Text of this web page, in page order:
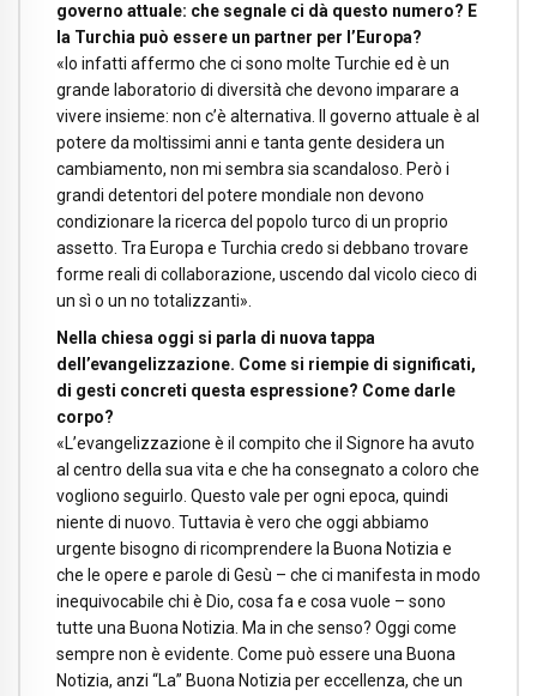
governo attuale: che segnale ci dà questo numero? E
la Turchia può essere un partner per l’Europa?
«Io infatti affermo che ci sono molte Turchie ed è un
grande laboratorio di diversità che devono imparare a
vivere insieme: non c’è alternativa. Il governo attuale è al
potere da moltissimi anni e tanta gente desidera un
cambiamento, non mi sembra sia scandaloso. Però i
grandi detentori del potere mondiale non devono
condizionare la ricerca del popolo turco di un proprio
assetto. Tra Europa e Turchia credo si debbano trovare
forme reali di collaborazione, uscendo dal vicolo cieco di
un sì o un no totalizzanti».
Nella chiesa oggi si parla di nuova tappa
dell’evangelizzazione. Come si riempie di significati,
di gesti concreti questa espressione? Come darle
corpo?
«L’evangelizzazione è il compito che il Signore ha avuto
al centro della sua vita e che ha consegnato a coloro che
vogliono seguirlo. Questo vale per ogni epoca, quindi
niente di nuovo. Tuttavia è vero che oggi abbiamo
urgente bisogno di ricomprendere la Buona Notizia e
che le opere e parole di Gesù – che ci manifesta in modo
inequivocabile chi è Dio, cosa fa e cosa vuole – sono
tutte una Buona Notizia. Ma in che senso? Oggi come
sempre non è evidente. Come può essere una Buona
Notizia, anzi “La” Buona Notizia per eccellenza, che un